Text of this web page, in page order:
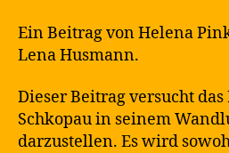
Ein Beitrag von Helena
Lena Husmann.
Dieser Beitrag versucht
Schkopau in seinem
darzustellen. Es wird